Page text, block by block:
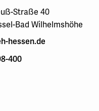
Straße 40
Bad Wilhelmshöhe
hessen.de
400